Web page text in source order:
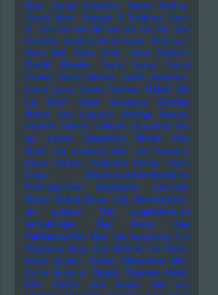
Dan
Daniel Küblböck
Daniel Richter
Danny Mark
Dapayk & Padberg
Dario
G. Das mit den Blumen tut mir leid Das
Paradies Dascha Dauenhauer Data Luv
Dave Ball
Dave Grohl Dave Stewart
David Bowie David Byrne
David
Crosby David Gilmour David Johansen
David Lynch David Thomas Dälek De
La Soul
Dead Kennedys
Debbie
Harry
Def Leppard
Defrage Reload
Defunkt Dekker Delfonic Demented Are
Go
Denyo Depeche Mode
Der
Graf
Der moderne Man
Der Popolski
Derya Yildirim
Desmond Dekker
Deso
Dogg
Deutsch-Amerikanische
Freundschaft
Deutsche Laichen
Devo Diana Ross Die Aeronauten
die anderen
Die angefahrenen
Schulkinder
Die Ärzte
Die
Fantastischen Vier Die Regierung Die
Rhythmus Boys Die Sterne Die Türen
Dieter Bohlen
Dieter Maschine Birr
Dieter Moebius Dieter Thomas Heck
DiIV DIKKA Dire Straits
Dirk von